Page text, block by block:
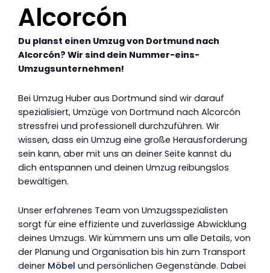
Alcorcón
Du planst einen Umzug von Dortmund nach
Alcorcón? Wir sind dein Nummer-eins-
Umzugsunternehmen!
Bei Umzug Huber aus Dortmund sind wir darauf
spezialisiert, Umzüge von Dortmund nach Alcorcón
stressfrei und professionell durchzuführen. Wir
wissen, dass ein Umzug eine große Herausforderung
sein kann, aber mit uns an deiner Seite kannst du
dich entspannen und deinen Umzug reibungslos
bewältigen.
Unser erfahrenes Team von Umzugsspezialisten
sorgt für eine effiziente und zuverlässige Abwicklung
deines Umzugs. Wir kümmern uns um alle Details, von
der Planung und Organisation bis hin zum Transport
deiner Möbel und persönlichen Gegenstände. Dabei